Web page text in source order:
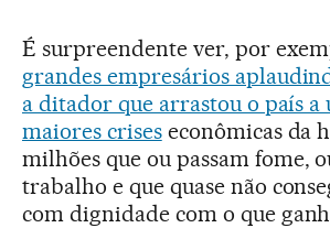
É surpreendente ver, por
grandes empresários
a ditador que arrastou o país a
maiores criseseconômicas da
milhões que ou passam fome,
trabalho e que quase não
com dignidade com o que